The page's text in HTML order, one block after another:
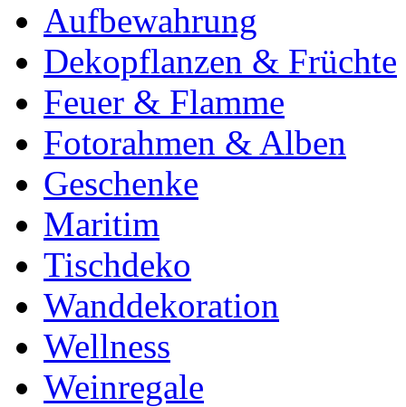
Aufbewahrung
Dekopflanzen & Früchte
Feuer & Flamme
Fotorahmen & Alben
Geschenke
Maritim
Tischdeko
Wanddekoration
Wellness
Weinregale